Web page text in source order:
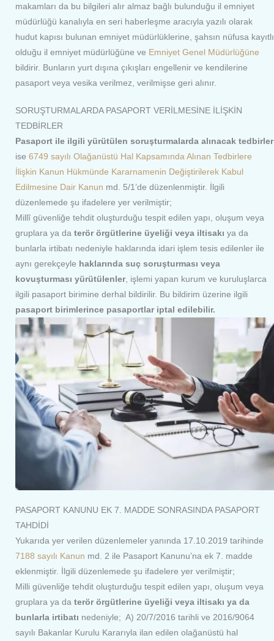
makamları da bu bilgileri alır almaz bağlı bulunduğu il emniyet
müdürlüğü kanalıyla en seri haberleşme aracıyla yazılı olarak
hudut kapısı bulunan emniyet müdürlüklerine, şahsın nüfusa kayıtlı
olduğu il emniyet müdürlüğüne ve Emniyet Genel Müdürlüğüne
bildirir. Bunların yurt dışına çıkışları engellenir ve kendilerine
pasaport veya vesika verilmez, verilmişse geri alınır.
SORUŞTURMALARDA PASAPORT VERİLMESİNE İLİŞKİN
TEDBİRLER
Pasaport ile ilgili yürütülen soruşturmalarda alınacak tedbirler
ise 6749 sayılı Olağanüstü Hal Kapsamında Alınan Tedbirlere
İlişkin Kanun Hükmünde Kararnamenin Değiştirilerek Kabul
Edilmesine Dair Kanun md. 5/1’de düzenlenmiştir. İlgili
düzenlemede şu ifadelere yer verilmiştir;
Millî güvenliğe tehdit oluşturduğu tespit edilen yapı, oluşum veya
gruplara ya da terör örgütlerine üyeliği veya iltisakı ya da
bunlarla irtibatı nedeniyle haklarında idari işlem tesis edilenler ile
aynı gerekçeyle haklarında suç soruşturması veya
kovuşturması yürütülenler, işlemi yapan kurum ve kuruluşlarca
ilgili pasaport birimine derhal bildirilir. Bu bildirim üzerine ilgili
pasaport birimlerince pasaportlar iptal edilebilir.
PASAPORT KANUNU EK 7. MADDE SONRASINDA PASAPORT
TAHDİDİ
Yukarıda yer verilen düzenlemeler yanında 17.10.2019 tarihinde
7188 sayılı Kanun md. 2 ile Pasaport Kanunu’na ek 7. madde
eklenmiştir. İlgili düzenlemede şu ifadelere yer verilmiştir;
Milli güvenliğe tehdit oluşturduğu tespit edilen yapı, oluşum veya
gruplara ya da terör örgütlerine üyeliği veya iltisakı ya da
bunlarla irtibatı nedeniyle; A) 20/7/2016 tarihli ve 2016/9064
sayılı Bakanlar Kurulu Kararıyla ilan edilen olağanüstü hal